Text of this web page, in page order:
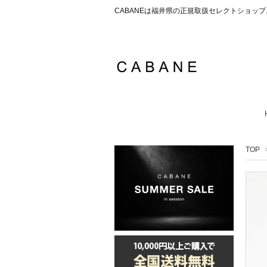
CABANEは福井県の正規取扱セレクトショッ
TOP